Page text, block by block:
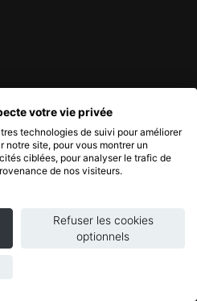
votre vie privée
technologies de suivi pour améliorer
site, pour vous montrer un
ciblées, pour analyser le trafic de
de nos visiteurs.
Refuser les cookies
optionnels